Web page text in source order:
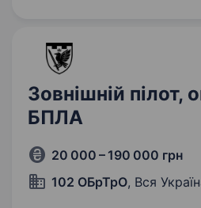
Зовнішній пілот,
БПЛА
20 000 – 190 000 грн
102 ОБрТрО, Вся